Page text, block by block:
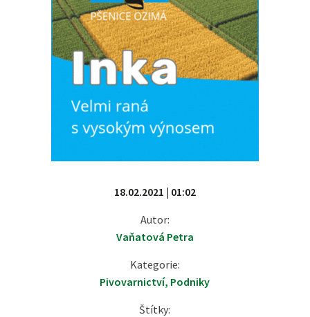
18.02.2021 | 01:02
Autor:
Vaňatová Petra
Kategorie:
Pivovarnictví, Podniky
Štítky: